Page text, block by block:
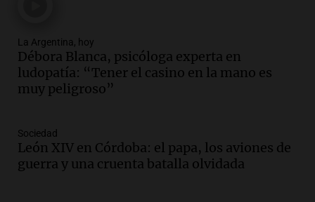
programa de movilidad sustentable
Viva la Radio
Episodios
Audio.Expertos advierten sobre posible
tras condiciones invernales
Panorama Federal
Episodios
La Argentina, hoy
Débora Blanca, psicóloga experta en
ludopatía: “Tener el casino en la mano es
muy peligroso”
Sociedad
León XIV en Córdoba: el papa, los aviones de
guerra y una cruenta batalla olvidada